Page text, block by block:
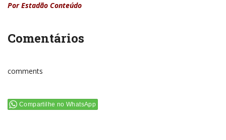
Por Estadão Conteúdo
Comentários
comments
Compartilhe no WhatsApp